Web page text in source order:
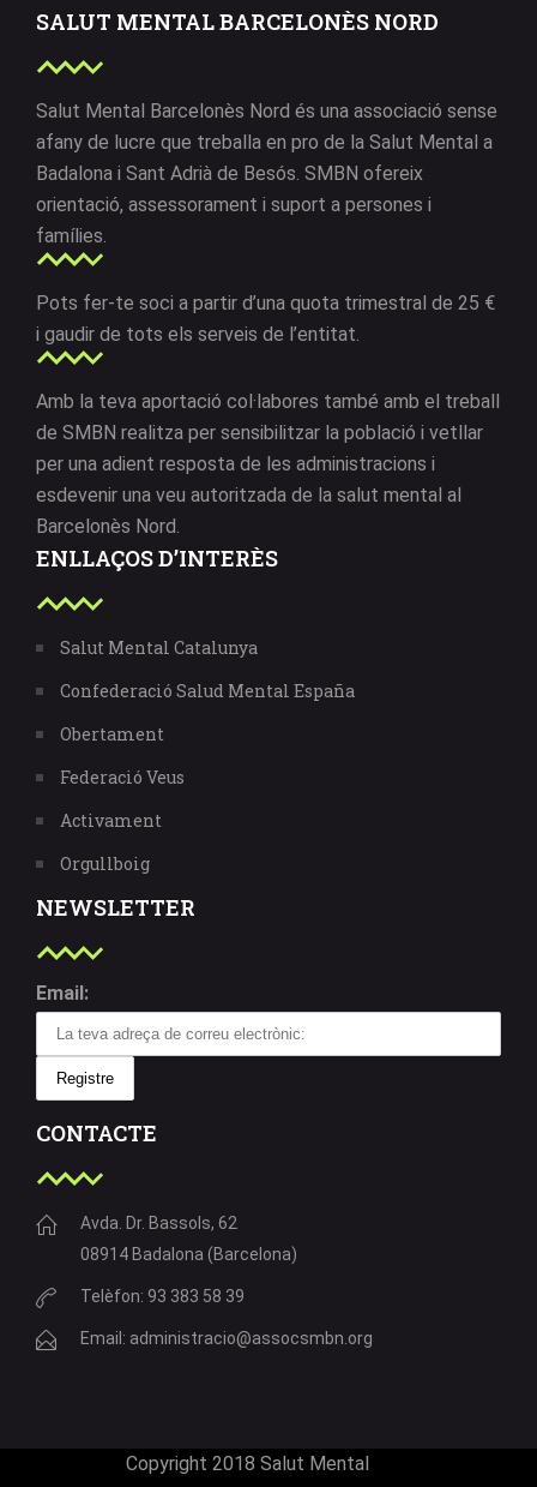
SALUT MENTAL BARCELONÈS NORD
Salut Mental Barcelonès Nord és una associació sense
afany de lucre que treballa en pro de la Salut Mental a
Badalona i Sant Adrià de Besós. SMBN ofereix
orientació, assessorament i suport a persones i
famílies.
Pots fer-te soci a partir d’una quota trimestral de 25 €
i gaudir de tots els serveis de l’entitat.
Amb la teva aportació col·labores també amb el treball
de SMBN realitza per sensibilitzar la població i vetllar
per una adient resposta de les administracions i
esdevenir una veu autoritzada de la salut mental al
Barcelonès Nord.
ENLLAÇOS D’INTERÈS
Salut Mental Catalunya
Confederació Salud Mental España
Obertament
Federació Veus
Activament
Orgullboig
NEWSLETTER
Email:
CONTACTE
Avda. Dr. Bassols, 62
08914 Badalona (Barcelona)
Telèfon: 93 383 58 39
Email: administracio@assocsmbn.org
Copyright 2018 Salut Mental